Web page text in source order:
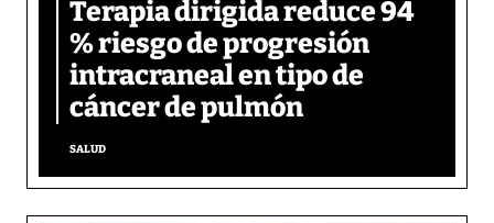
Terapia dirigida reduce 94
% riesgo de progresión
intracraneal en tipo de
cáncer de pulmón
SALUD